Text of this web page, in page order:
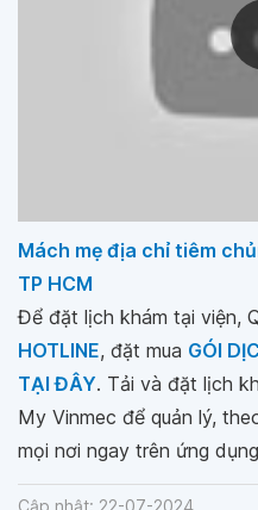
Mách mẹ địa chỉ tiêm
TP HCM
Để đặt lịch khám tại viện,
HOTLINE, đặt mua GÓI
TẠI ĐÂY. Tải và đặt lịch
My Vinmec để quản lý,
mọi nơi ngay trên ứng
Cập nhật: 22-07-2024